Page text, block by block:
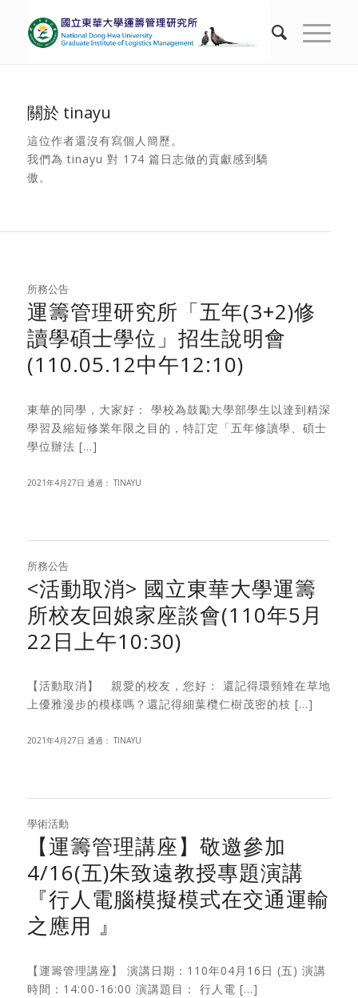
關於 tinayu
這位作者還沒有寫個人簡歷。
我們為tinayu 對 174 篇日志做的貢獻感到驕
傲。
所務公告
運籌管理研究所「五年(3+2)修
讀學碩士學位」招生說明會
(110.05.12中午12:10)
東華的同學，大家好： 學校為鼓勵大學部學生以達到精深
學習及縮短修業年限之目的，特訂定「五年修讀學、碩士
學位辦法 […]
2021年4月27日 通過： TINAYU
所務公告
<活動取消> 國立東華大學運籌
所校友回娘家座談會(110年5月
22日上午10:30)
【活動取消】 親愛的校友，您好： 還記得環頸雉在草地
上優雅漫步的模樣嗎？還記得細葉欖仁樹茂密的枝 […]
2021年4月27日 通過： TINAYU
學術活動
【運籌管理講座】敬邀參加
4/16(五)朱致遠教授專題演講
『行人電腦模擬模式在交通運輸
之應用 』
【運籌管理講座】 演講日期：110年04月16日 (五) 演講
時間：14:00-16:00 演講題目： 行人電 […]